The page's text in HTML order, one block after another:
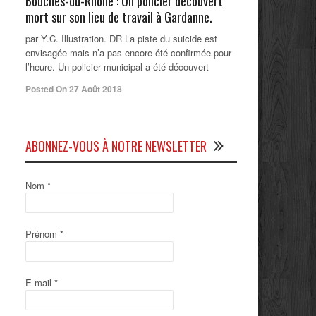
mort sur son lieu de travail à Gardanne.
par Y.C. Illustration. DR La piste du suicide est
envisagée mais n’a pas encore été confirmée pour
l’heure. Un policier municipal a été découvert
Posted On 27 Août 2018
ABONNEZ-VOUS À NOTRE NEWSLETTER
Nom *
Prénom *
E-mail *